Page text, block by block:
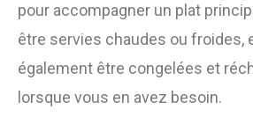
pour accompagner un plat
être servies chaudes ou froides,
également être congelées et
lorsque vous en avez besoin.